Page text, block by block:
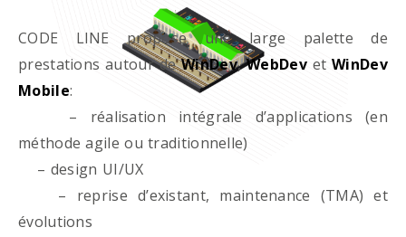
CODE LINE propose une large palette de
prestations autour deWinDev,WebDevet WinDev
Mobile:
– réalisation intégrale d’applications (en
méthode agile ou traditionnelle)
– design UI/UX
– reprise d’existant, maintenance (TMA) et
évolutions